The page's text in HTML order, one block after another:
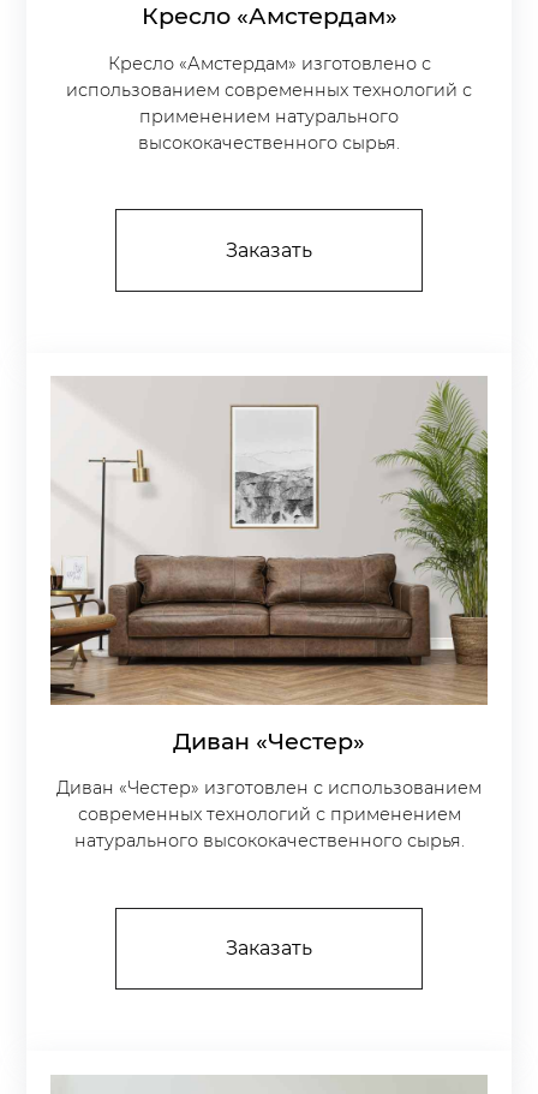
Кресло «Амстердам»
Кресло «Амстердам» изготовлено с
использованием современных технологий с
применением натурального
высококачественного сырья.
Заказать
Диван «Честер»
Диван «Честер» изготовлен с использованием
современных технологий с применением
натурального высококачественного сырья.
Заказать